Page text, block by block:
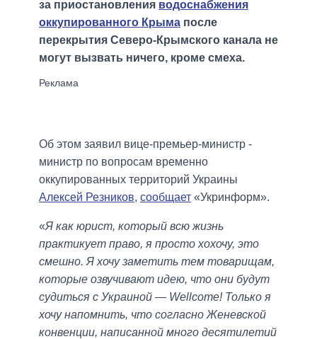
за приостановления водоснабжения
оккупированного Крыма после
перекрытия Северо-Крымского канала не
могут вызвать ничего, кроме смеха.
Об этом заявил вице-премьер-министр -
министр по вопросам временно
оккупированных территорий Украины
Алексей Резников, сообщает «Укринформ».
«Я как юрист, который всю жизнь
практикует право, я просто хохочу, это
смешно. Я хочу заметить тем товарищам,
которые озвучивают идею, что они будут
судиться с Украиной — Wellcome! Только я
хочу напомнить, что согласно Женевской
конвенции, написанной много десятилетий